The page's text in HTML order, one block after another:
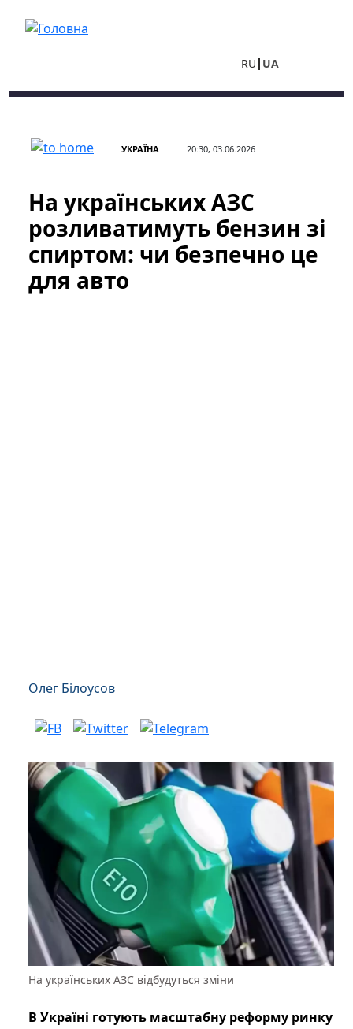
RU UA
УКРАЇНА 20:30, 03.06.2026
На українських АЗС
розливатимуть бензин зі
спиртом: чи безпечно це
для авто
Олег Білоусов
На українських АЗС відбудуться зміни
В Україні готують масштабну реформу ринку